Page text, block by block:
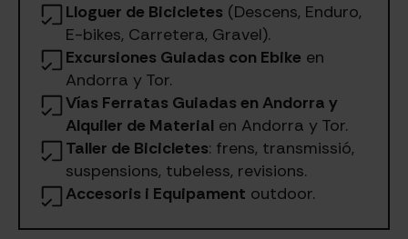
Lloguer de Bicicletes (Descens, Enduro,
E-bikes, Carretera, Gravel).
Excursiones Guiadas con Ebike en
Andorra y Tor.
Vías Ferratas Guiadas en Andorra y
Alquiler de Material en Andorra y Tor.
Taller de Bicicletes: frens, transmissió,
suspensions, tubeless, revisions.
Accesoris i Equipament outdoor.